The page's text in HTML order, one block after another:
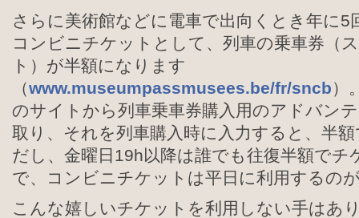
さらに美術館などに電車で出向くとき年に5
コンビニチケットとして、列車の乗車券（
ト）が半額になります
（www.museumpassmusees.be/fr/sncb）
のサイトから列車乗車券購入用のアドバン
取り、それを列車購入時に入力すると、半
だし、金曜日19h以降は誰でも往復半額でチ
で、コンビニチケットは平日に利用するの
こんな嬉しいチケットを利用しない手はあ